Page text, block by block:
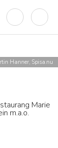
Hanner, Spisa.nu
Marie
m.a.o.